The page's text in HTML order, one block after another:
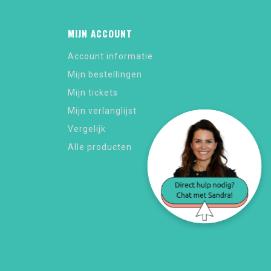
MIJN ACCOUNT
Account informatie
Mijn bestellingen
Mijn tickets
Mijn verlanglijst
Vergelijk
Alle producten